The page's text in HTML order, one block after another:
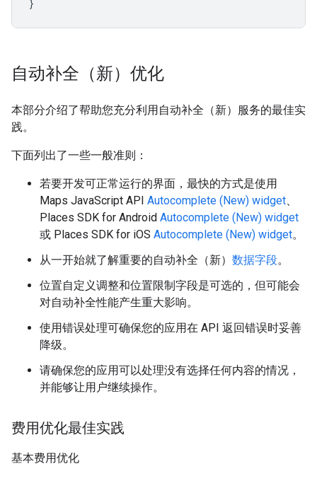
}
自动补全（新）优化
本部分介绍了帮助您充分利用自动补全（新）服务的最佳实
践。
下面列出了一些一般准则：
若要开发可正常运行的界面，最快的方式是使用
Maps JavaScript API Autocomplete (New) widget
Places SDK for Android Autocomplete (New) widget
或 Places SDK for iOS Autocomplete (New) widget。
从一开始就了解重要的自动补全（新） 数据字段。
位置自定义调整和位置限制字段是可选的，但可能会
对自动补全性能产生重大影响。
使用错误处理可确保您的应用在 API 返回错误时妥善
降级。
请确保您的应用可以处理没有选择任何内容的情况，
并能够让用户继续操作。
费用优化最佳实践
基本费用优化